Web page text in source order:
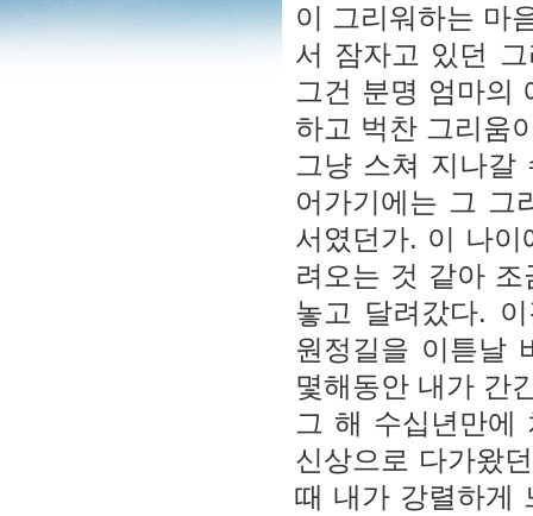
이 그리워하는 마
서 잠자고 있던
그건 분명 엄마의
하고 벅찬 그리움
그냥 스쳐 지나갈
어가기에는 그 그
서였던가. 이 나
려오는 것 같아
놓고 달려갔다.
원정길을 이튿날
몇해동안 내가 간
그 해 수십년만에
신상으로 다가왔
때 내가 강렬하게